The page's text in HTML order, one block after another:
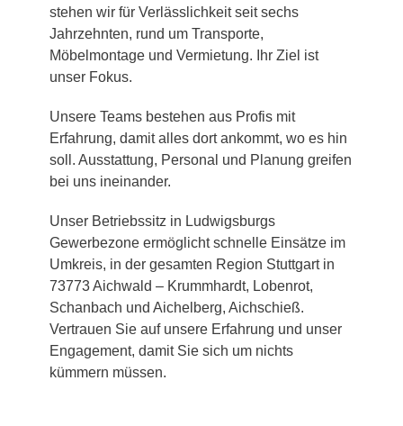
stehen wir für Verlässlichkeit seit sechs
Jahrzehnten, rund um Transporte,
Möbelmontage und Vermietung. Ihr Ziel ist
unser Fokus.
Unsere Teams bestehen aus Profis mit
Erfahrung, damit alles dort ankommt, wo es hin
soll. Ausstattung, Personal und Planung greifen
bei uns ineinander.
Unser Betriebssitz in Ludwigsburgs
Gewerbezone ermöglicht schnelle Einsätze im
Umkreis, in der gesamten Region Stuttgart in
73773 Aichwald – Krummhardt, Lobenrot,
Schanbach und Aichelberg, Aichschieß.
Vertrauen Sie auf unsere Erfahrung und unser
Engagement, damit Sie sich um nichts
kümmern müssen.